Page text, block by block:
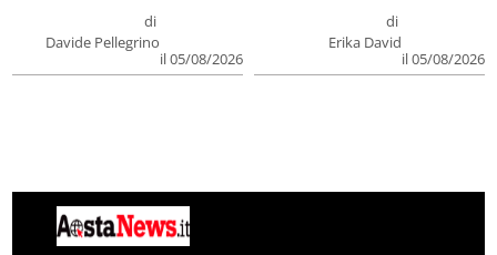
di
Davide Pellegrino
il 05/08/2026
di
Erika David
il 05/08/2026